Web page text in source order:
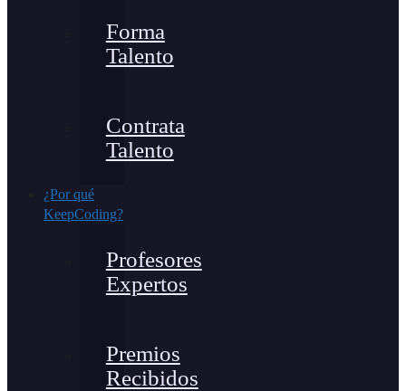
Forma
Talento
Contrata
Talento
¿Por qué
KeepCoding?
Profesores
Expertos
Premios
Recibidos